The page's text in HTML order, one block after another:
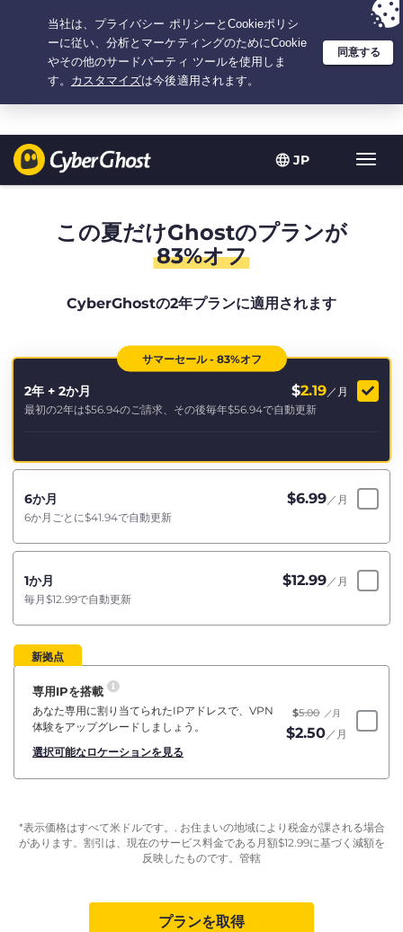
JP
ト
グ
選択プラン：2.1666666666667年間 $ 2.19 /月の 大特価
この夏だけGhostのプランが
83%オフ
CyberGhostの2年プランに適用されます
サマーセール - 83%オフ
2年 + 2か月 $2.19 ／月
最初の2年は$56.94のご請求、その後毎年$56.94で自動更新
6か月 $6.99 ／月
6か月ごとに$41.94で自動更新
1か月 $12.99 ／月
毎月$12.99で自動更新
新拠点
専用IPを搭載
あなた専用に割り当てられたIPアドレスで、VPN
体験をアップグレードしましょう。
選択可能なロケーションを見る
$5.00 ／月
$2.50 ／月
*表示価格はすべて米ドルです。. お住まいの地域により税金が課される場合
があります。割引は、現在のサービス料金である月額$12.99に基づく減額を
反映したものです。管轄
プランを取得